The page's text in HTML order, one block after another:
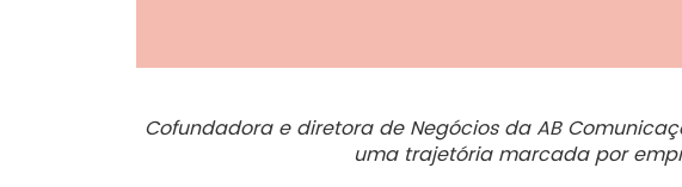
Cofundadora e diretora de Negócios da AB
uma trajetória marcada por